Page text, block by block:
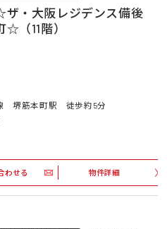
・大阪レジデンス備後
☆（11階）
堺筋本町駅 徒歩約5分
わせる 物件詳細